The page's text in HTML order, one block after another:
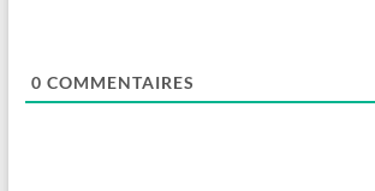
0 COMMENTAIRES